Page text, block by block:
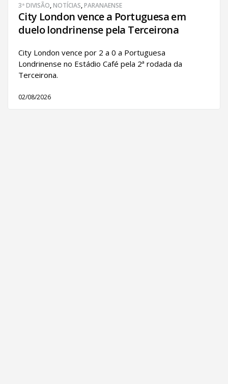
3ª DIVISÃO,NOTÍCIAS,PARANAENSE
City London vence a Portuguesa em
duelo londrinense pela Terceirona
City London vence por 2 a 0 a Portuguesa
Londrinense no Estádio Café pela 2ª rodada da
Terceirona.
02/08/2026